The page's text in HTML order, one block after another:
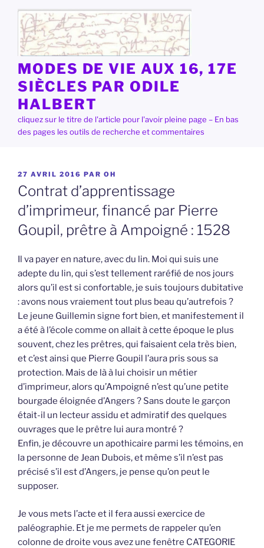
contenu
principal
MODES DE VIE AUX 16, 17E
SIÈCLES PAR ODILE
HALBERT
cliquez sur le titre de l'article pour l'avoir pleine page – En bas
des pages les outils de recherche et commentaires
PUBLIÉ
LE
27 AVRIL 2016 PAR OH
Contrat d’apprentissage
d’imprimeur, financé par Pierre
Goupil, prêtre à Ampoigné : 1528
Il va payer en nature, avec du lin. Moi qui suis une
adepte du lin, qui s’est tellement raréfié de nos jours
alors qu’il est si confortable, je suis toujours dubitative
: avons nous vraiement tout plus beau qu’autrefois ?
Le jeune Guillemin signe fort bien, et manifestement il
a été à l’école comme on allait à cette époque le plus
souvent, chez les prêtres, qui faisaient cela très bien,
et c’est ainsi que Pierre Goupil l’aura pris sous sa
protection. Mais de là à lui choisir un métier
d’imprimeur, alors qu’Ampoigné n’est qu’une petite
bourgade éloignée d’Angers ? Sans doute le garçon
était-il un lecteur assidu et admiratif des quelques
ouvrages que le prêtre lui aura montré ?
Enfin, je découvre un apothicaire parmi les témoins, en
la personne de Jean Dubois, et même s’il n’est pas
précisé s’il est d’Angers, je pense qu’on peut le
supposer.
Je vous mets l’acte et il fera aussi exercice de
paléographie. Et je me permets de rappeler qu’en
colonne de droite vous avez une fenêtre CATEGORIE